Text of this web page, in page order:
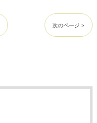
次のページ >